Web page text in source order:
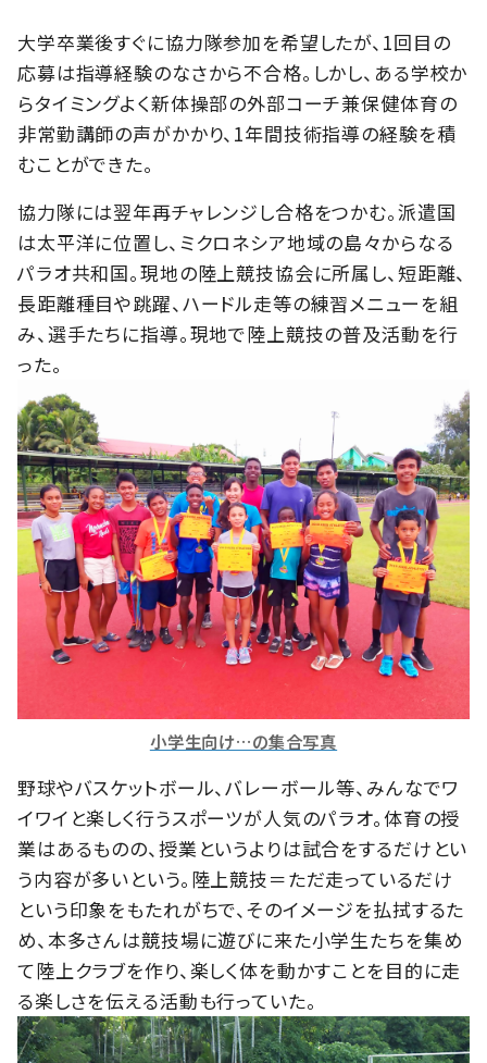
大学卒業後すぐに協力隊参加を希望したが、1回目の
応募は指導経験のなさから不合格。しかし、ある学校か
らタイミングよく新体操部の外部コーチ兼保健体育の
非常勤講師の声がかかり、1年間技術指導の経験を積
むことができた。
協力隊には翌年再チャレンジし合格をつかむ。派遣国
は太平洋に位置し、ミクロネシア地域の島々からなる
パラオ共和国。現地の陸上競技協会に所属し、短距離、
長距離種目や跳躍、ハードル走等の練習メニューを組
み、選手たちに指導。現地で陸上競技の普及活動を行
った。
小学生向け…の集合写真
野球やバスケットボール、バレーボール等、みんなでワ
イワイと楽しく行うスポーツが人気のパラオ。体育の授
業はあるものの、授業というよりは試合をするだけとい
う内容が多いという。陸上競技＝ただ走っているだけ
という印象をもたれがちで、そのイメージを払拭するた
め、本多さんは競技場に遊びに来た小学生たちを集め
て陸上クラブを作り、楽しく体を動かすことを目的に走
る楽しさを伝える活動も行っていた。